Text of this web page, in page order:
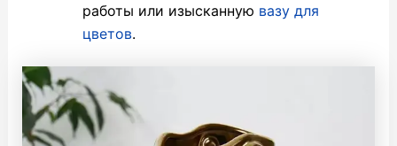
работы или изысканную вазу для
цветов.